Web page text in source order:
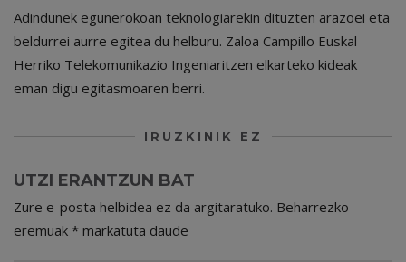
Adindunek egunerokoan teknologiarekin dituzten arazoei eta
beldurrei aurre egitea du helburu. Zaloa Campillo Euskal
Herriko Telekomunikazio Ingeniaritzen elkarteko kideak
eman digu egitasmoaren berri.
IRUZKINIK EZ
UTZI ERANTZUN BAT
Zure e-posta helbidea ez da argitaratuko. Beharrezko
eremuak * markatuta daude